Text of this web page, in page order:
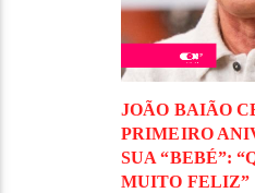
JOÃO BAIÃO
PRIMEIRO
SUA “BEBÉ”:
MUITO FELIZ”